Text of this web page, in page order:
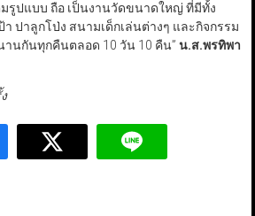
มรูปแบบ ถือ เป็นงานวัดขนาดใหญ่ ที่มีทั้ง
ปาลูกโป่ง สนามเด็กเล่นต่างๆ และกิจกรรม
นกันทุกคืนตลอด 10 วัน 10 คืน” น.ส.พรทิพา